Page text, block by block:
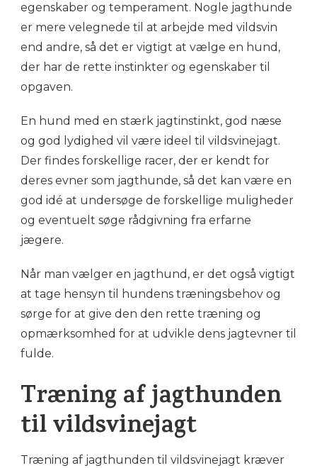
egenskaber og temperament. Nogle jagthunde
er mere velegnede til at arbejde med vildsvin
end andre, så det er vigtigt at vælge en hund,
der har de rette instinkter og egenskaber til
opgaven.
En hund med en stærk jagtinstinkt, god næse
og god lydighed vil være ideel til vildsvinejagt.
Der findes forskellige racer, der er kendt for
deres evner som jagthunde, så det kan være en
god idé at undersøge de forskellige muligheder
og eventuelt søge rådgivning fra erfarne
jægere.
Når man vælger en jagthund, er det også vigtigt
at tage hensyn til hundens træningsbehov og
sørge for at give den den rette træning og
opmærksomhed for at udvikle dens jagtevner til
fulde.
Træning af jagthunden
til vildsvinejagt
Træning af jagthunden til vildsvinejagt kræver